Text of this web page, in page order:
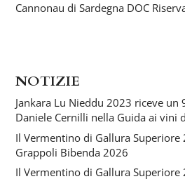
Cannonau di Sardegna DOC
NOTIZIE
Jankara Lu Nieddu 2023 riceve
Daniele Cernilli nella Guida ai vini
Il Vermentino di Gallura Superiore
Grappoli Bibenda 2026
Il Vermentino di Gallura Superiore